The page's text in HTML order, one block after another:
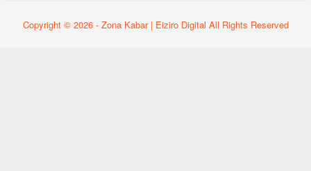
Copyright © 2026 - Zona Kabar | Eiziro Digital All Rights Reserved